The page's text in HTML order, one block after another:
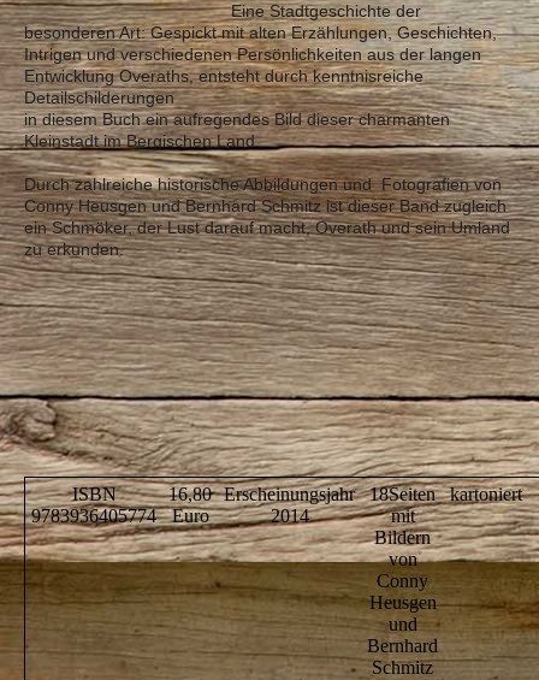
Eine Stadtgeschichte der
besonderen Art: Gespickt mit alten Erzählungen, Geschichten,
Intrigen und verschiedenen Persönlichkeiten aus der langen
Entwicklung Overaths, entsteht durch kenntnisreiche
Detailschilderungen
in diesem Buch ein aufregendes Bild dieser charmanten
Kleinstadt im Bergischen Land.
Durch zahlreiche historische Abbildungen und Fotografien von
Conny Heusgen und Bernhard Schmitz ist dieser Band zugleich
ein Schmöker, der Lust darauf macht, Overath und sein Umland
zu erkunden.
ISBN
9783936405774
16,80
Euro
Erscheinungsjahr
2014
18Seiten
mit
Bildern
von
Conny
Heusgen
und
Bernhard
Schmitz
kartoniert